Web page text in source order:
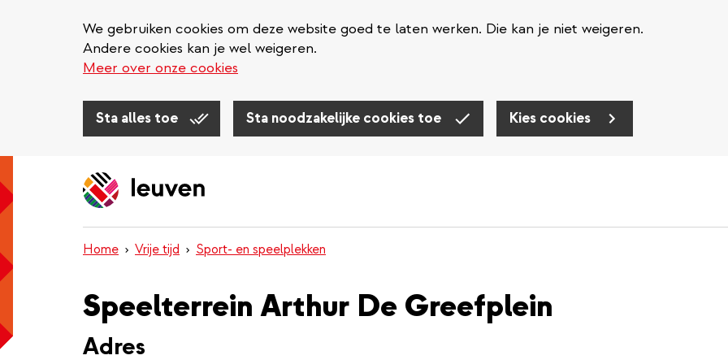
We gebruiken cookies om deze website goed te laten werken. Die kan je niet weigeren.
Andere cookies kan je wel weigeren.
Meer over onze cookies
Sta alles toe Sta noodzakelijke cookies toe Kies cookies
Home Vrije tijd Sport- en speelplekken
Speelterrein Arthur De Greefplein
Adres